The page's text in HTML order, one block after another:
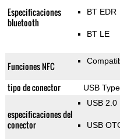
Especificaciones
bluetooth
BT EDR
BT LE
Funciones NFC
tipo de conector USB
especificaciones del
conector
USB 2.0
USB